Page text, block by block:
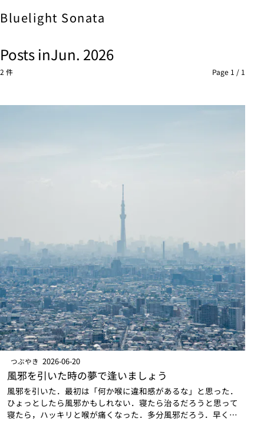
Bluelight Sonata
Posts inJun. 2026
2 件 Page 1 / 1
つぶやき 2026-06-20
風邪を引いた時の夢で逢いましょう
風邪を引いた．最初は「何か喉に違和感があるな」と思った．
ひょっとしたら風邪かもしれない．寝たら治るだろうと思って
寝たら，ハッキリと喉が痛くなった．多分風邪だろう．早く寝